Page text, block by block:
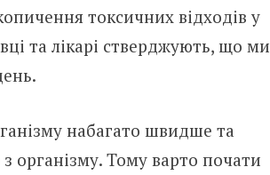
токсичних відходів у
та лікарі стверджують, що ми
набагато швидше та
організму. Тому варто почати